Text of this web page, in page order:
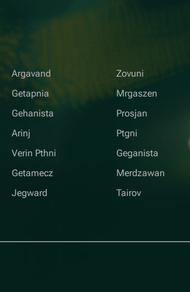
Argavand
Getapnia
Gehanista
Arinj
Verin Pthni
Getamecz
Jegward
Zovuni
Mrgaszen
Prosjan
Ptgni
Geganista
Merdzawan
Tairov